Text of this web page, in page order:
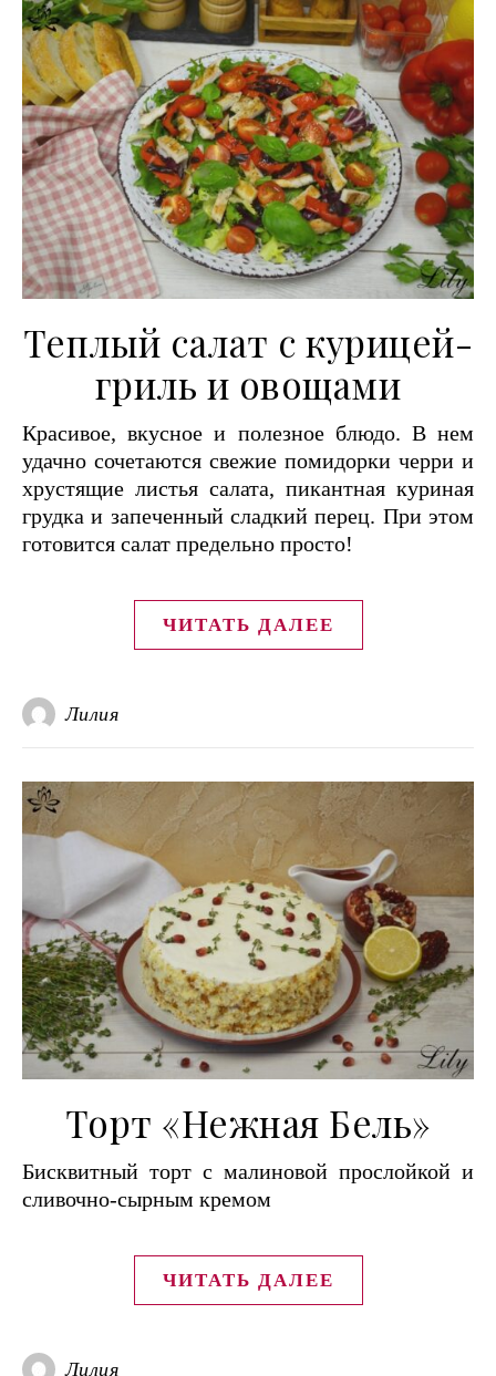
Теплый салат с курицей-
гриль и овощами
Красивое, вкусное и полезное блюдо. В нем
удачно сочетаются свежие помидорки черри и
хрустящие листья салата, пикантная куриная
грудка и запеченный сладкий перец. При этом
готовится салат предельно просто!
ЧИТАТЬ ДАЛЕЕ
Лилия
Торт «Нежная Бель»
Бисквитный торт с малиновой прослойкой и
сливочно-сырным кремом
ЧИТАТЬ ДАЛЕЕ
Лилия